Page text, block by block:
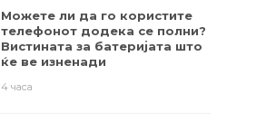
Можете ли да го користите
телефонот додека се полни?
Вистината за батеријата што
ќе ве изненади
4 часа